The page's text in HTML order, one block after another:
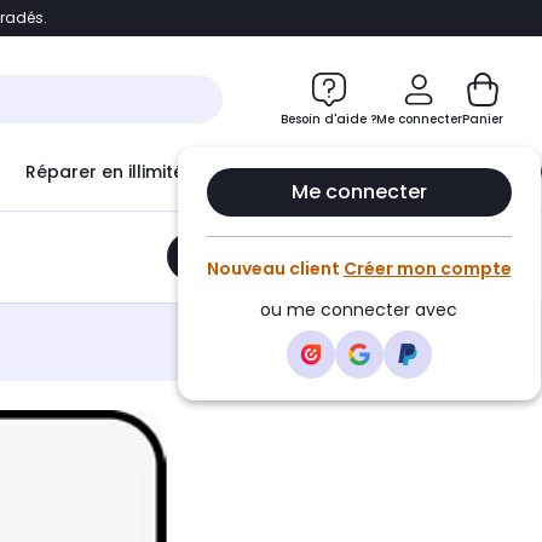
Accéder directement au chatbot
Besoin d'aide ?Me connecter
Me connecter
Nouveau client Créer mon compte
ou me connecter avec
Panier
Réparer en illimité avec Le Club Infinity
Ajouter au panier